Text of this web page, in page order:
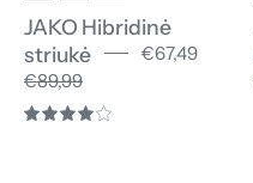
JAKO Hibridinė
striukė
€67,49
€89,99